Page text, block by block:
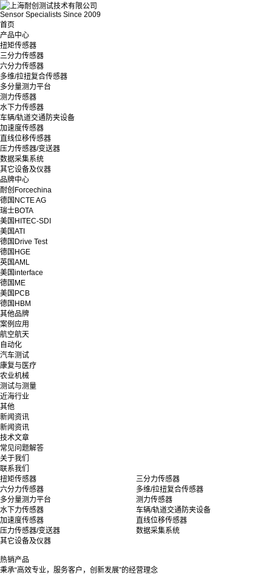
Sensor Specialists Since 2009
首页
产品中心
扭矩传感器
三分力传感器
六分力传感器
多维/拉扭复合传感器
多分量测力平台
测力传感器
水下力传感器
车辆/轨道交通防夹设备
加速度传感器
直线位移传感器
压力传感器/变送器
数据采集系统
其它设备及仪器
品牌中心
耐创Forcechina
德国NCTE AG
瑞士BOTA
美国HITEC-SDI
美国ATI
德国Drive Test
德国HGE
英国AML
美国interface
德国ME
美国PCB
德国HBM
其他品牌
案例应用
航空航天
自动化
汽车测试
康复与医疗
农业机械
测试与测量
近海行业
其他
新闻资讯
新闻资讯
技术文章
常见问题解答
关于我们
联系我们
扭矩传感器
三分力传感器
六分力传感器
多维/拉扭复合传感器
多分量测力平台
测力传感器
水下力传感器
车辆/轨道交通防夹设备
加速度传感器
直线位移传感器
压力传感器/变送器
数据采集系统
其它设备及仪器
热销产品
秉承“高效专业，服务客户，创新发展”的经营理念